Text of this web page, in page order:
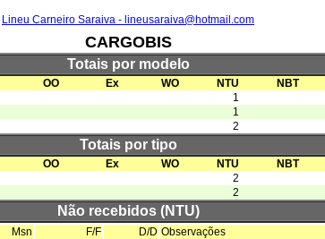
Lineu Carneiro Saraiva - lineusaraiva@hotmail.com
CARGOBIS
Totais por modelo
OO Ex WO NTU NBT
1
1
2
Totais por tipo
OO Ex WO NTU NBT
2
2
Não recebidos (NTU)
Msn F/F D/D Observações